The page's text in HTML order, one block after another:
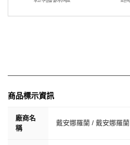
商品標示資訊
廠商名
稱
戴安娜羅蘭 / 戴安娜羅蘭